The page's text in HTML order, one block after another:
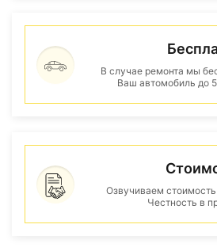
В случае ремонта мы
Ваш автомобиль до
Озвучиваем
Честность в